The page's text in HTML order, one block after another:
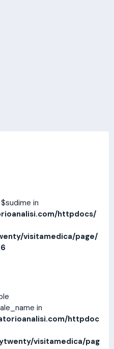
in
httpdocs/
visitamedica/page/
6
in
httpdoc
visitamedica/pag